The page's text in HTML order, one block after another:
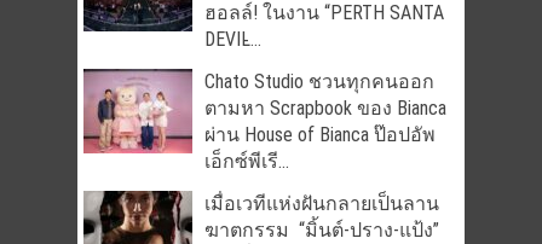
ฮอลล์! ในงาน “PERTH SANTA
DEVIL̵...
Chato Studio ชวนทุกคนออก
ตามหา Scrapbook ของ Bianca
ผ่าน House of Bianca ป๊อปอัพ
เอ็กซ์พีเรี...
เมื่อเวทีแห่งฝันกลายเป็นลาน
ฆาตกรรม “มิ้นต์-ปราง-แป้ง”